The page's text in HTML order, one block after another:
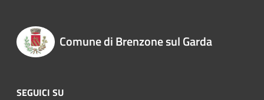
Comune di Brenzone sul Garda
SEGUICI SU